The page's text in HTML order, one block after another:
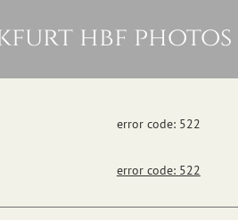
hbf photos
error code: 522
error code: 522